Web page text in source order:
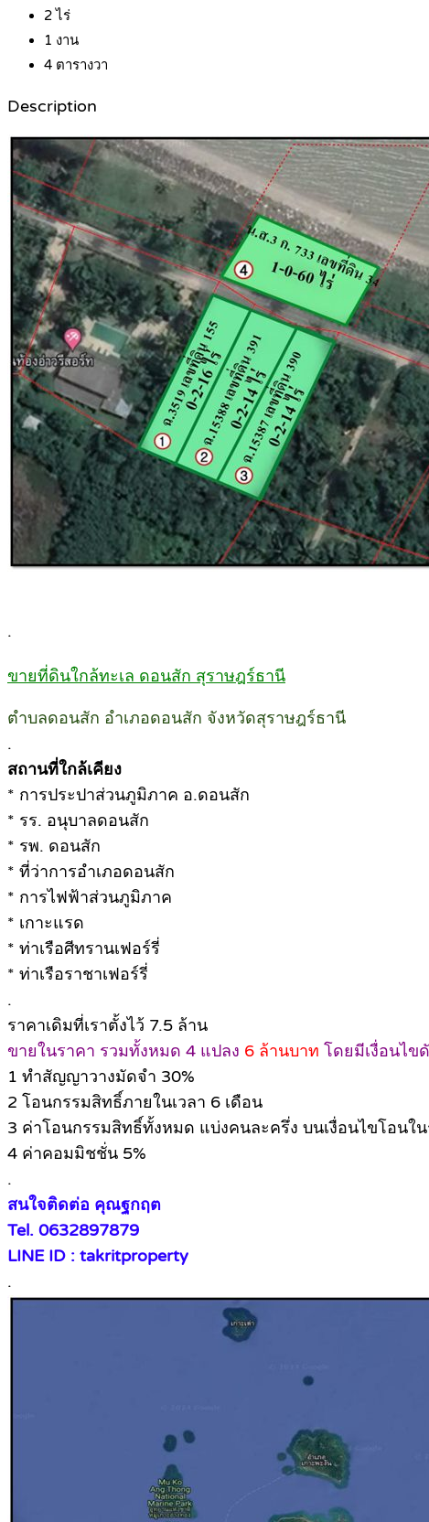
2ไร่
1 งาน
4 ตารางวา
Description
.
ขายที่ดินใกล้ทะเล ดอนสัก สุราษฎร์ธานี
ตำบลดอนสัก อำเภอดอนสัก จังหวัดสุราษฎร์ธานี
.
สถานที่ใกล้เคียง
* การประปาส่วนภูมิภาค อ.ดอนสัก
* รร. อนุบาลดอนสัก
* รพ. ดอนสัก
* ที่ว่าการอำเภอดอนสัก
* การไฟฟ้าส่วนภูมิภาค
* เกาะแรด
* ท่าเรือศีทรานเฟอร์รี่
* ท่าเรือราชาเฟอร์รี่
.
ราคาเดิมที่เราตั้งไว้ 7.5 ล้าน
ขายในราคา รวมทั้งหมด 4 แปลง 6 ล้านบาท โดยมีเงื่อนไข
1 ทำสัญญาวางมัดจำ 30%
2 โอนกรรมสิทธิ์ภายในเวลา 6 เดือน
3 ค่าโอนกรรมสิทธิ์ทั้งหมด แบ่งคนละครึ่ง บนเงื่อนไขโอนใน
4 ค่าคอมมิชชั่น 5%
.
สนใจติดต่อ คุณฐกฤต
Tel. 0632897879
LINE ID : takritproperty
.